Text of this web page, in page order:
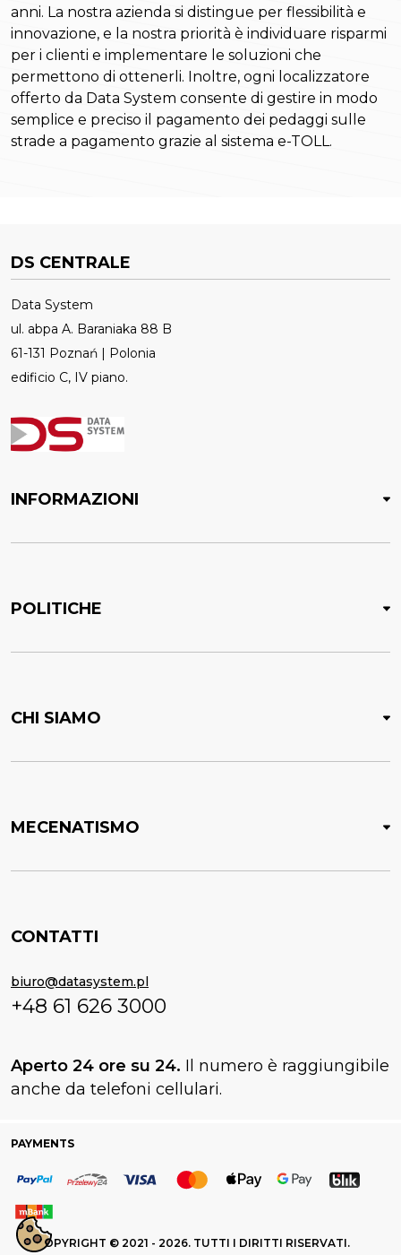
anni. La nostra azienda si distingue per flessibilità e
innovazione, e la nostra priorità è individuare risparmi
per i clienti e implementare le soluzioni che
permettono di ottenerli. Inoltre, ogni localizzatore
offerto da Data System consente di gestire in modo
semplice e preciso il pagamento dei pedaggi sulle
strade a pagamento grazie al sistema e-TOLL.
DS CENTRALE
Data System
ul. abpa A. Baraniaka 88 B
61-131 Poznań | Polonia
edificio C, IV piano.
INFORMAZIONI
POLITICHE
CHI SIAMO
MECENATISMO
CONTATTI
biuro@datasystem.pl
+48 61 626 3000
Aperto 24 ore su 24. Il numero è raggiungibile
anche da telefoni cellulari.
PAYMENTS
COPYRIGHT © 2021 - 2026. TUTTI I DIRITTI RISERVATI.